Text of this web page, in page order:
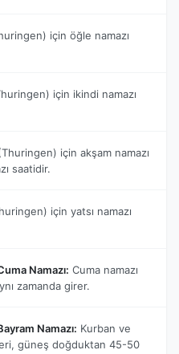
için öğle namazı
için ikindi namazı
için akşam namazı
saatidir.
için yatsı namazı
Namazı: Cuma namazı
zamanda girer.
Namazı: Kurban ve
güneş doğduktan 45-50